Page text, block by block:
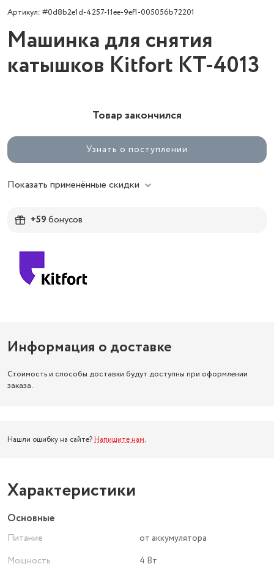
Артикул: #0d8b2e1d-4257-11ee-9ef1-005056b72201
Машинка для снятия
катышков Kitfort КТ-4013
Товар закончился
Узнать о поступлении
Показать применённые скидки
+59бонусов
Информация о доставке
Стоимость и способы доставки будут доступны при оформлении
заказа.
Нашли ошибку на сайте? Напишите нам.
Характеристики
Основные
Питание
от аккумулятора
Мощность
4 Вт